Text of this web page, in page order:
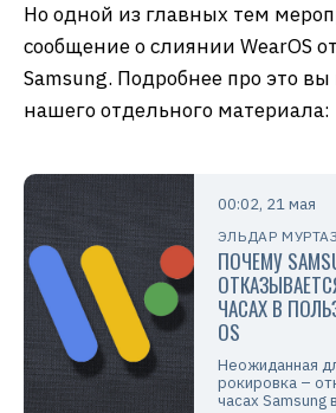
Но одной из главных тем
сообщение о слиянии WearOS
Samsung. Подробнее про это
нашего отдельного материала:
00:02, 21 мая
ЭЛЬДАР
ПОЧЕМУ
ЧАСАХ В
OS
Неожиданная
рокировка –
часах Samsung